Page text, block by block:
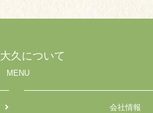
大久について
MENU
会社情報